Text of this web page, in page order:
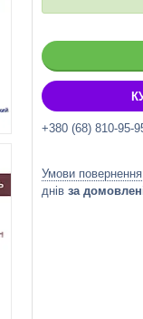
+380 (68) 810-95-
днів за